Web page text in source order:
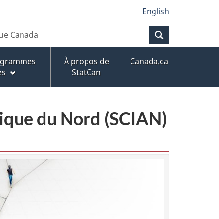
English
À propos de
StatCan
Canada.ca
du Nord (SCIAN)